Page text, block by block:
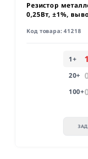
Резистор
0,25Вт, ±1%,
Код товара:41218
1+
20+
100+